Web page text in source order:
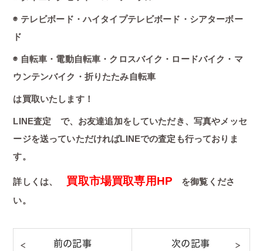
◉ テレビボード・ハイタイプテレビボード・シアターボー
ド
◉ 自転車・電動自転車・クロスバイク・ロードバイク・マ
ウンテンバイク・折りたたみ自転車
は買取いたします！
LINE査定 で、お友達追加をしていただき、写真やメッセ
ージを送っていただければLINEでの査定も行っておりま
す。
詳しくは、 買取市場買取専用HP を御覧くださ
い。